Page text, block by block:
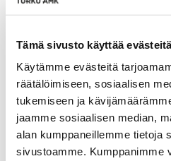
Tämä sivusto käyttää evästeitä
Käytämme evästeitä
räätälöimiseen, sosiaalisen
tukemiseen ja
jaamme sosiaalisen median,
alan kumppaneillemme tietoja
sivustoamme. Kumppanimme